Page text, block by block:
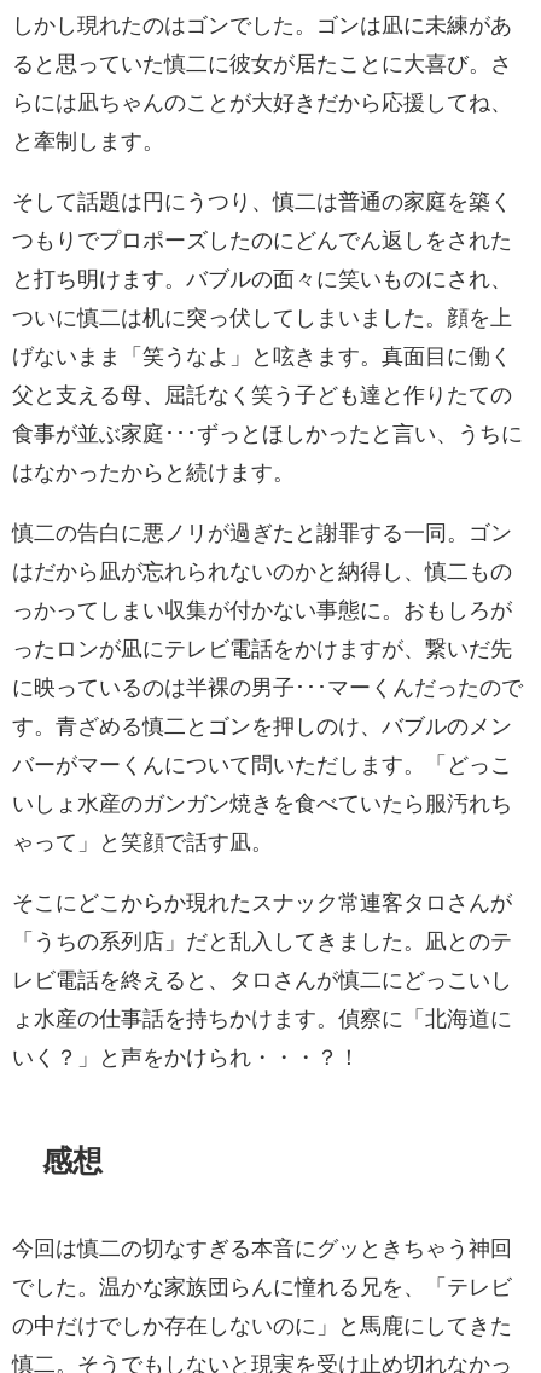
しかし現れたのはゴンでした。ゴンは凪に未練があ
ると思っていた慎二に彼女が居たことに大喜び。さ
らには凪ちゃんのことが大好きだから応援してね、
と牽制します。
そして話題は円にうつり、慎二は普通の家庭を築く
つもりでプロポーズしたのにどんでん返しをされた
と打ち明けます。バブルの面々に笑いものにされ、
ついに慎二は机に突っ伏してしまいました。顔を上
げないまま「笑うなよ」と呟きます。真面目に働く
父と支える母、屈託なく笑う子ども達と作りたての
食事が並ぶ家庭･･･ずっとほしかったと言い、うちに
はなかったからと続けます。
慎二の告白に悪ノリが過ぎたと謝罪する一同。ゴン
はだから凪が忘れられないのかと納得し、慎二もの
っかってしまい収集が付かない事態に。おもしろが
ったロンが凪にテレビ電話をかけますが、繋いだ先
に映っているのは半裸の男子･･･マーくんだったので
す。青ざめる慎二とゴンを押しのけ、バブルのメン
バーがマーくんについて問いただします。「どっこ
いしょ水産のガンガン焼きを食べていたら服汚れち
ゃって」と笑顔で話す凪。
そこにどこからか現れたスナック常連客タロさんが
「うちの系列店」だと乱入してきました。凪とのテ
レビ電話を終えると、タロさんが慎二にどっこいし
ょ水産の仕事話を持ちかけます。偵察に「北海道に
いく？」と声をかけられ・・・？！
感想
今回は慎二の切なすぎる本音にグッときちゃう神回
でした。温かな家族団らんに憧れる兄を、「テレビ
の中だけでしか存在しないのに」と馬鹿にしてきた
慎二。そうでもしないと現実を受け止め切れなかっ